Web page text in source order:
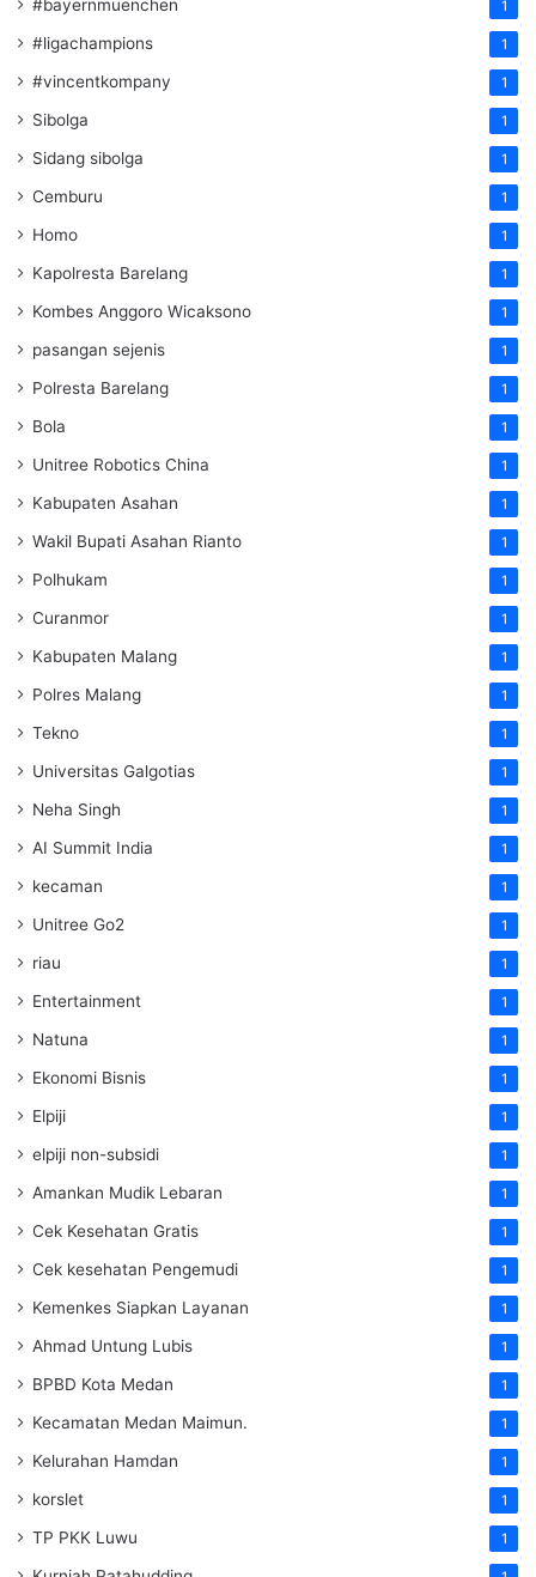
#bayernmuenchen 1
#ligachampions 1
#vincentkompany 1
Sibolga 1
Sidang sibolga 1
Cemburu 1
Homo 1
Kapolresta Barelang 1
Kombes Anggoro Wicaksono 1
pasangan sejenis 1
Polresta Barelang 1
Bola 1
Unitree Robotics China 1
Kabupaten Asahan 1
Wakil Bupati Asahan Rianto 1
Polhukam 1
Curanmor 1
Kabupaten Malang 1
Polres Malang 1
Tekno 1
Universitas Galgotias 1
Neha Singh 1
AI Summit India 1
kecaman 1
Unitree Go2 1
riau 1
Entertainment 1
Natuna 1
Ekonomi Bisnis 1
Elpiji 1
elpiji non-subsidi 1
Amankan Mudik Lebaran 1
Cek Kesehatan Gratis 1
Cek kesehatan Pengemudi 1
Kemenkes Siapkan Layanan 1
Ahmad Untung Lubis 1
BPBD Kota Medan 1
Kecamatan Medan Maimun. 1
Kelurahan Hamdan 1
korslet 1
TP PKK Luwu 1